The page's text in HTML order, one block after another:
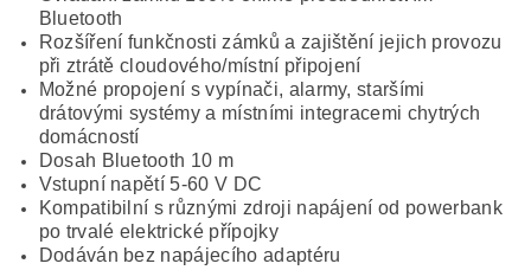
Bluetooth
Rozšíření funkčnosti zámků a zajištění jejich provozu
při ztrátě cloudového/místní připojení
Možné propojení s vypínači, alarmy, staršími
drátovými systémy a místními integracemi chytrých
domácností
Dosah Bluetooth 10 m
Vstupní napětí 5-60 V DC
Kompatibilní s různými zdroji napájení od powerbank
po trvalé elektrické přípojky
Dodáván bez napájecího adaptéru